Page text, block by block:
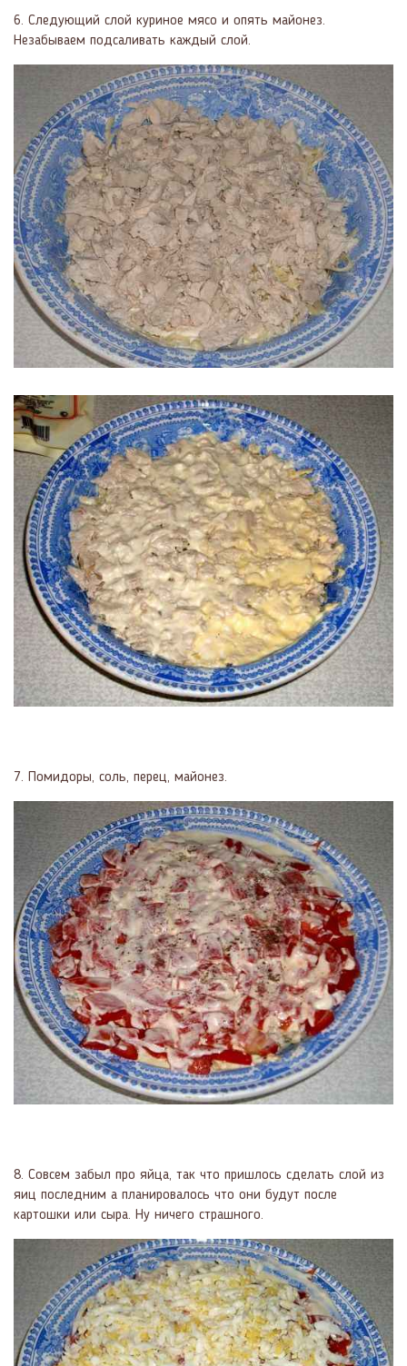
6. Следующий слой куриное мясо и опять майонез.
Незабываем подсаливать каждый слой.
7. Помидоры, соль, перец, майонез.
8. Совсем забыл про яйца, так что пришлось сделать слой из
яиц последним а планировалось что они будут после
картошки или сыра. Ну ничего страшного.